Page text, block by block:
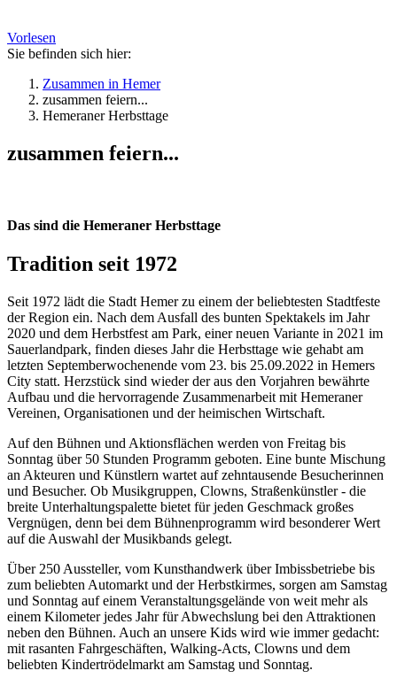
Vorlesen
Sie befinden sich hier:
Zusammen in Hemer
zusammen feiern...
Hemeraner Herbsttage
zusammen feiern...
Das sind die Hemeraner Herbsttage
Tradition seit 1972
Seit 1972 lädt die Stadt Hemer zu einem der beliebtesten Stadtfeste
der Region ein. Nach dem Ausfall des bunten Spektakels im Jahr
2020 und dem Herbstfest am Park, einer neuen Variante in 2021 im
Sauerlandpark, finden dieses Jahr die Herbsttage wie gehabt am
letzten Septemberwochenende vom 23. bis 25.09.2022 in Hemers
City statt. Herzstück sind wieder der aus den Vorjahren bewährte
Aufbau und die hervorragende Zusammenarbeit mit Hemeraner
Vereinen, Organisationen und der heimischen Wirtschaft.
Auf den Bühnen und Aktionsflächen werden von Freitag bis
Sonntag über 50 Stunden Programm geboten. Eine bunte Mischung
an Akteuren und Künstlern wartet auf zehntausende Besucherinnen
und Besucher. Ob Musikgruppen, Clowns, Straßenkünstler - die
breite Unterhaltungspalette bietet für jeden Geschmack großes
Vergnügen, denn bei dem Bühnenprogramm wird besonderer Wert
auf die Auswahl der Musikbands gelegt.
Über 250 Aussteller, vom Kunsthandwerk über Imbissbetriebe bis
zum beliebten Automarkt und der Herbstkirmes, sorgen am Samstag
und Sonntag auf einem Veranstaltungsgelände von weit mehr als
einem Kilometer jedes Jahr für Abwechslung bei den Attraktionen
neben den Bühnen. Auch an unsere Kids wird wie immer gedacht:
mit rasanten Fahrgeschäften, Walking-Acts, Clowns und dem
beliebten Kindertrödelmarkt am Samstag und Sonntag.